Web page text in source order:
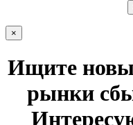
×
Ищите
рынки